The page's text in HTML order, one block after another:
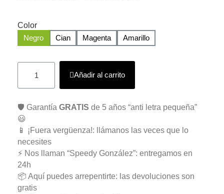
Color
Negro
Cian Magenta Amarillo
Añadir al carrito
🛡️ Garantía GRATIS de 5 años “anti letra pequeña”
😃
📱 ¡Fuera vergüenza!: llámanos las veces que lo
necesites
⚡ Nos llaman “Speedy González”: entregamos en
24h
📦 Aquí puedes arrepentirte: las devoluciones son
gratis